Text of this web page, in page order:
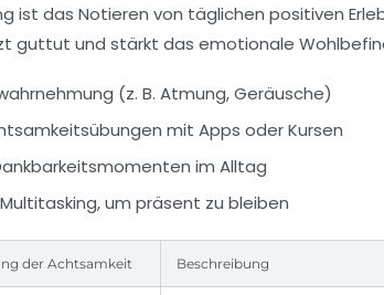
ist das Notieren von täglichen positiven
guttut und stärkt das emotionale
(z. B. Atmung, Geräusche)
mit Apps oder Kursen
im Alltag
um präsent zu bleiben
der Achtsamkeit Beschreibung